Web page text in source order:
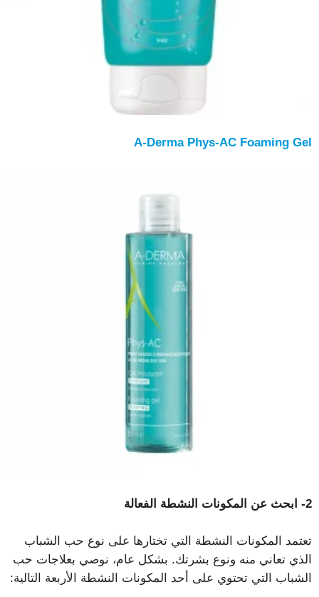
A-Derma Phys-AC Foaming Gel
2- ابحث عن المكونات النشطة الفعالة
تعتمد المكونات النشطة التي تختارها على نوع حب الشباب
الذي تعاني منه ونوع بشرتك. بشكل عام، نوصي بعلاجات حب
الشباب التي تحتوي على أحد المكونات النشطة الأربعة التالية: